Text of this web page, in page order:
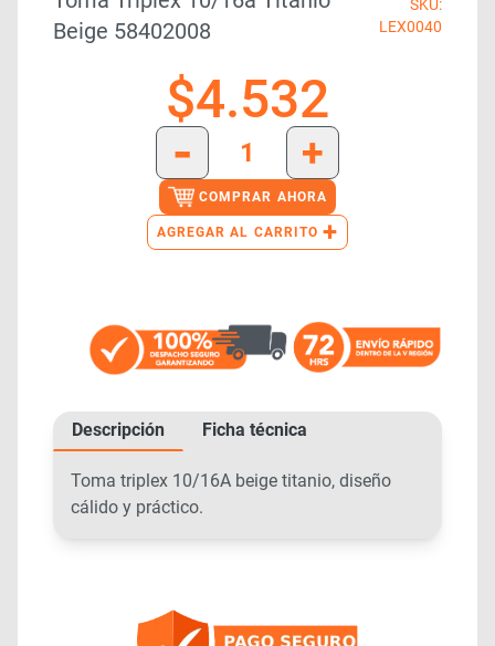
Beige 58402008
SKU:
LEX0040
$4.532
-
+
COMPRAR AHORA
AGREGAR AL CARRITO +
Descripción Ficha técnica
Toma triplex 10/16A beige titanio, diseño
cálido y práctico.